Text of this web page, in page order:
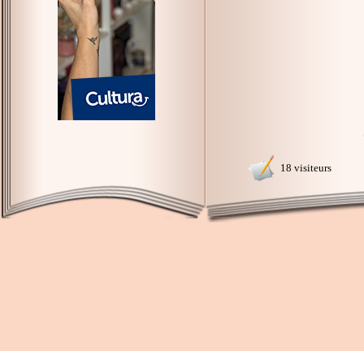
18 visiteurs